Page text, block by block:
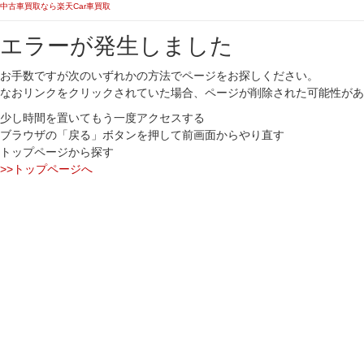
中古車買取なら楽天Car車買取
エラーが発生しました
お手数ですが次のいずれかの方法でページをお探しください。
なおリンクをクリックされていた場合、ページが削除された可能性が
少し時間を置いてもう一度アクセスする
ブラウザの「戻る」ボタンを押して前画面からやり直す
トップページから探す
>>トップページへ